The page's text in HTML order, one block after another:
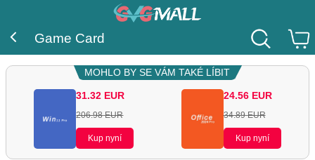
Game Card
MOHLO BY SE VÁM TAKÉ LÍBIT
31.32 EUR
206.98 EUR
Kup nyní
24.56 EUR
34.89 EUR
Kup nyní